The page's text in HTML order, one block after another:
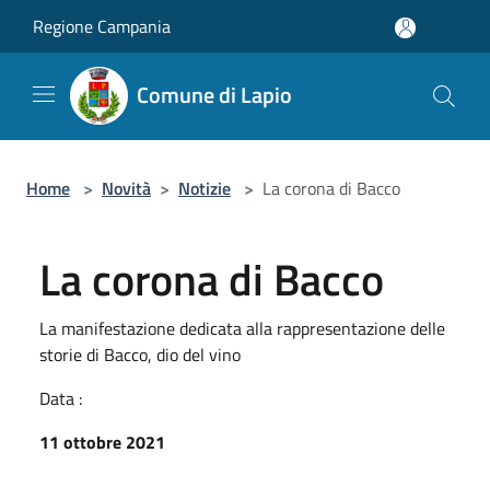
Regione Campania
Comune di Lapio
Home > Novità > Notizie > La corona di Bacco
La corona di Bacco
La manifestazione dedicata alla rappresentazione delle
storie di Bacco, dio del vino
Data :
11 ottobre 2021